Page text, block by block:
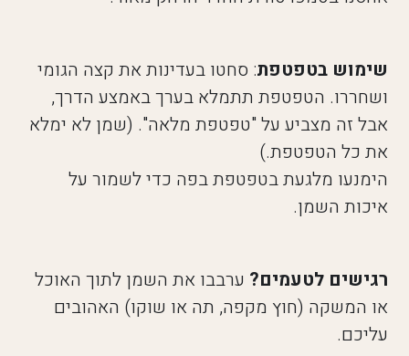
שימוש בטפטפת: סחטו בעדינות את קצה הגומי
ושחררו. הטפטפת תתמלא בערך באמצע הדרך,
אבל זה מצביע על "טפטפת מלאה". (שמן לא ימלא
את כל הטפטפת.)
הימנעו מלגעת בטפטפת בפה כדי לשמור על
איכות השמן.
רגישים לטעמים? ערבבו את השמן לתוך האוכל
או המשקה (חוץ מקפה, תה או שוקו) האהובים
עליכם.